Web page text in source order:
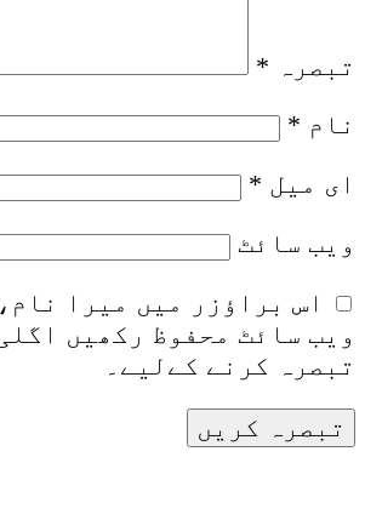
تبصرہ *
نام *
ای میل *
ویب‌ سائٹ
اس براؤزر میں میرا
ویب سائٹ محفوظ رکھیں
تبصرہ کرنے کےلیے۔